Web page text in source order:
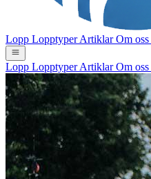
Lopp LopptyperArtiklarOm oss
Lopp LopptyperArtiklarOm oss